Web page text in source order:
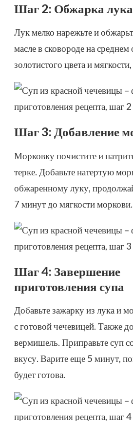
Шаг 2: Обжарка лука
Лук мелко нарежьте и
масле в сковороде на среднем
золотистого цвета и
Шаг 3: Добавление
Морковку почистите и
терке. Добавьте натертую
обжаренному луку,
7 минут до мягкости моркови.
Шаг 4: Завершение
приготовления супа
Добавьте зажарку из лука и
с готовой чечевицей. Также
вермишель. Приправьте суп
вкусу. Варите еще 5 минут,
будет готова.